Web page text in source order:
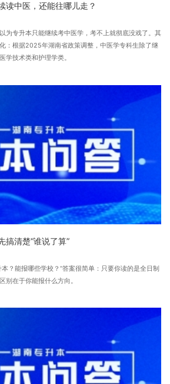
读中医，还能往哪儿走？
为专升本只能继续考中医学，考不上就彻底没戏了。其
：根据2025年湖南省政策调整，中医学专科生除了继
学技术类和护理学类。
搞清楚“谁说了算”
？能报哪些学校？”答案很简单：只要你读的是全日制
别在于你能报什么方向。